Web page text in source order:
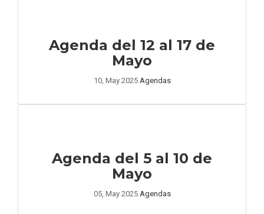
Agenda del 12 al 17 de
Mayo
10, May 2025 Agendas
Agenda del 5 al 10 de
Mayo
05, May 2025 Agendas